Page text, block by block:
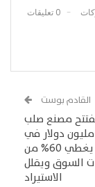
0 تعليقات
القادم بوست
مصنع صلب
بـ45 مليون دولار في
السخنة يغطي 60% من
السوق ويقلل
الاستيراد